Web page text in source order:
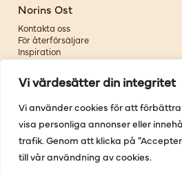
Vi värdesätter din integritet
Vi använder cookies för att
visa personliga annonser eller
trafik. Genom att klicka på
till vår användning av cookies.
Norins Ost
Kontakta oss
För återförsäljare
Inspiration
Om oss
Följ oss
Facebook
Instagram
Pinterest
Youtube